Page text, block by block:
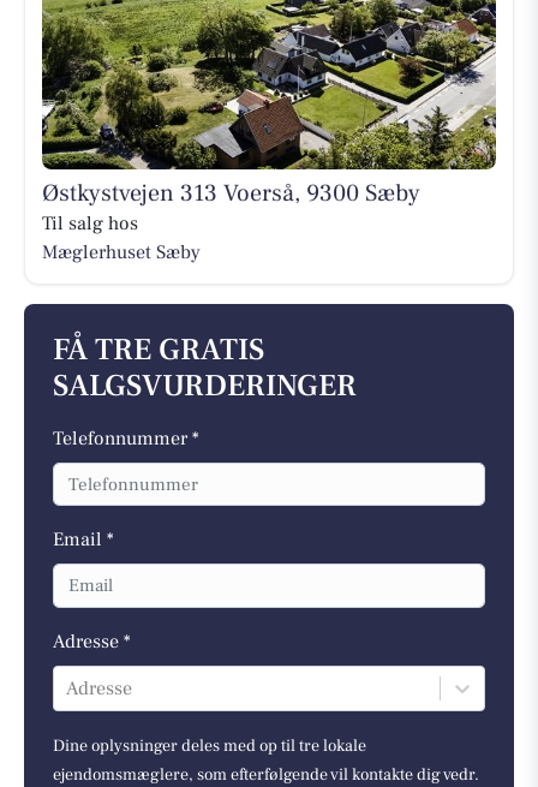
Østkystvejen 313 Voerså, 9300 Sæby
Til salg hos
Mæglerhuset Sæby
FÅ TRE GRATIS
SALGSVURDERINGER
Telefonnummer *
Email *
Adresse *
Adresse
Dine oplysninger deles med op til tre lokale
ejendomsmæglere, som efterfølgende vil kontakte dig vedr.